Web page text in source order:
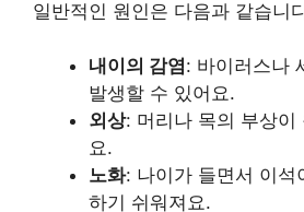
일반적인 원인은 다음과 같습니
내이의 감염: 바이러스나
발생할 수 있어요.
외상: 머리나 목의 부상이
요.
노화: 나이가 들면서 이석
하기 쉬워져요.